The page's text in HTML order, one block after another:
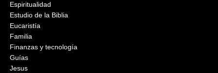
Espiritualidad
Estudio de la Biblia
Eucaristía
Familia
Finanzas y tecnología
Guías
Jesus